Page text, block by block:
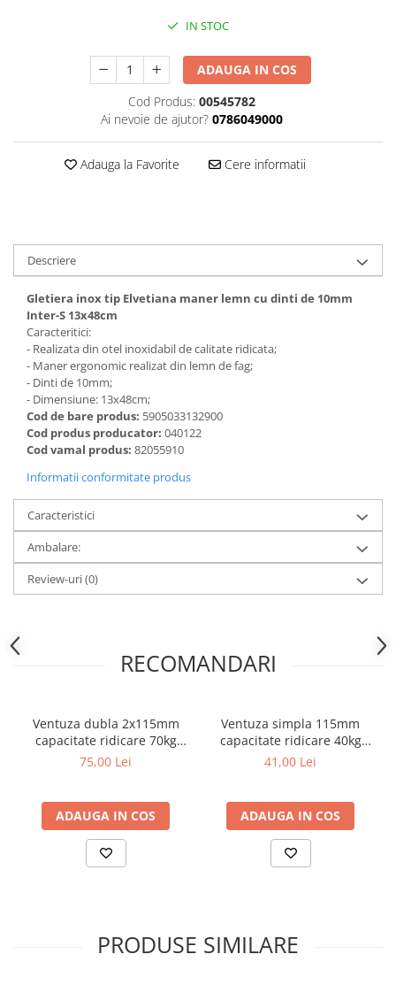
Imbusi si seturi de imbusi
Pistoale de spuma si silicon
surubelnite
Trafaleti speciali
Truse de tubulare si chei
Tubulare 1/2 si accesorii
IN STOC
ADAUGA IN COS
Cod Produs: 00545782
Ai nevoie de ajutor? 0786049000
Adauga la Favorite Cere informatii
Descriere
Gletiera inox tip Elvetiana maner lemn cu dinti de 10mm
Inter-S 13x48cm
Caracteritici:
- Realizata din otel inoxidabil de calitate ridicata;
- Maner ergonomic realizat din lemn de fag;
- Dinti de 10mm;
- Dimensiune: 13x48cm;
Cod de bare produs: 5905033132900
Cod produs producator: 040122
Cod vamal produs: 82055910
Informatii conformitate produs
Caracteristici
Ambalare:
Review-uri(0)
RECOMANDARI
Ventuza dubla 2x115mm
capacitate ridicare 70kg
Faster Tools
75,00 Lei
ADAUGA IN COS
Ventuza simpla 115mm
capacitate ridicare 40kg
Faster Tools
41,00 Lei
ADAUGA IN COS
PRODUSE SIMILARE